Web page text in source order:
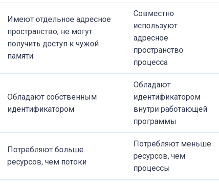
Имеют отдельное адресное
пространство, не могут
получить доступ к чужой
памяти.
Совместно
используют
адресное
пространство
процесса
Обладают собственным
идентификатором
Обладают
идентификатором
внутри работающей
программы
Потребляют больше
ресурсов, чем потоки
Потребляют меньше
ресурсов, чем
процессы